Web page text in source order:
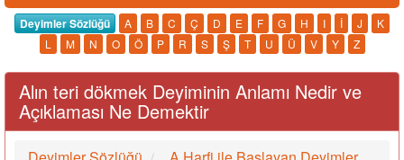
Deyimler Sözlüğü A B C Ç D E F G H I İ J
K
L
M N O Ö P R S Ş T U Ü V Y Z
Alın teri dökmek Deyiminin Anlamı Nedir ve
Açıklaması Ne Demektir